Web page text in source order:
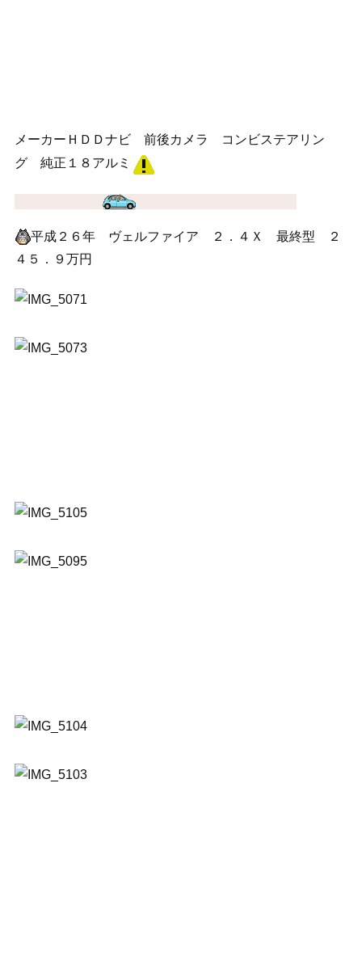
メーカーＨＤＤナビ 前後カメラ コンビステアリン
グ 純正１８アルミ
平成２６年 ヴェルファイア ２．４Ｘ 最終型 ２
４５．９万円